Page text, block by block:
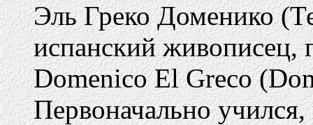
Эль Греко Доменико
испанский живописец,
Domenico El Greco
Первоначально